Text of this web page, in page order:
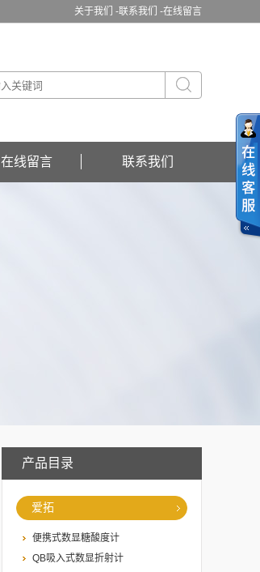
关于我们 -联系我们 -在线留言
在线留言 联系我们
产品目录
爱拓
便携式数显糖酸度计
QB吸入式数显折射计